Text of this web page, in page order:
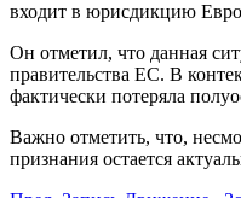
входит в юрисдикцию
Он отметил, что данная
правительства ЕС. В
фактически потеряла
Важно отметить, что,
признания остается